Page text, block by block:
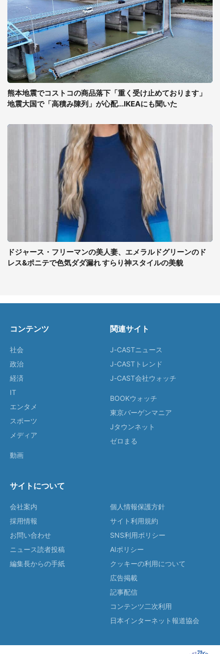
熊本地震でコストコの商品落下「重く受け止めております」
地震大国で「高積み陳列」が心配...IKEAにも聞いた
ドジャース・フリーマンの美人妻、エメラルドグリーンのド
レス&ポニテで色気ダダ漏れ すらり神スタイルの美貌
コンテンツ
社会
政治
経済
IT
エンタメ
スポーツ
メディア
動画
関連サイト
J-CASTニュース
J-CASTトレンド
J-CAST会社ウォッチ
BOOKウォッチ
東京バーゲンマニア
Jタウンネット
ゼロまる
サイトについて
会社案内
採用情報
お問い合わせ
ニュース読者投稿
編集長からの手紙
個人情報保護方針
サイト利用規約
SNS利用ポリシー
AIポリシー
クッキーの利用について
広告掲載
記事配信
コンテンツ二次利用
日本インターネット報道協会